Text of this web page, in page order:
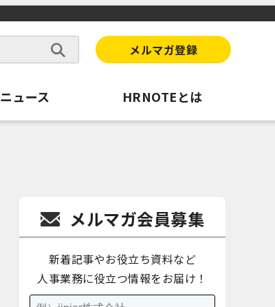
メルマガ登録
ニュース HRNOTEとは
メルマガ会員募集
新着記事やお役立ち資料など
人事業務に役立つ情報をお届け！